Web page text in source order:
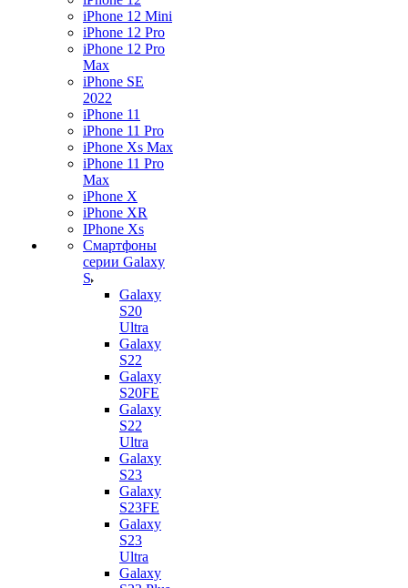
iPhone 12 Mini
iPhone 12 Pro
iPhone 12 Pro
Max
iPhone SE
2022
iPhone 11
iPhone 11 Pro
iPhone Xs Max
iPhone 11 Pro
Max
iPhone X
iPhone XR
IPhone Xs
Смартфоны
серии Galaxy
S
Galaxy
S20
Ultra
Galaxy
S22
Galaxy
S20FE
Galaxy
S22
Ultra
Galaxy
S23
Galaxy
S23FE
Galaxy
S23
Ultra
Galaxy